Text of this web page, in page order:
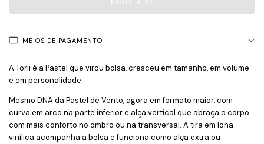
MEIOS DE PAGAMENTO
A Torii é a Pastel que virou bolsa, cresceu em tamanho, em volume
e em personalidade.
Mesmo DNA da Pastel de Vento, agora em formato maior, com
curva em arco na parte inferior e alça vertical que abraça o corpo
com mais conforto no ombro ou na transversal. A tira em lona
vinílica acompanha a bolsa e funciona como alça extra ou